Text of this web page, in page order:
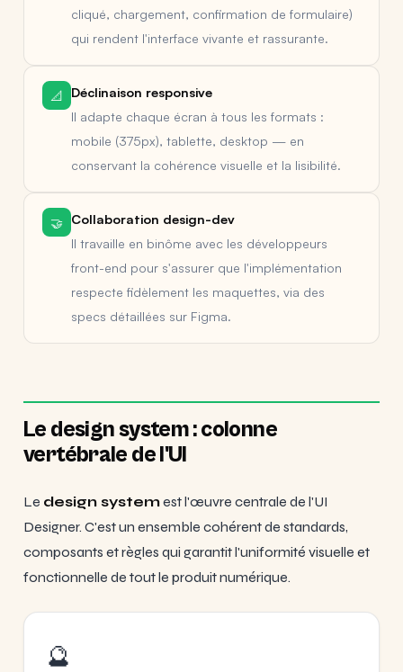
cliqué, chargement, confirmation de formulaire)
qui rendent l'interface vivante et rassurante.
📐
Déclinaison responsive
Il adapte chaque écran à tous les formats :
mobile (375px), tablette, desktop — en
conservant la cohérence visuelle et la lisibilité.
🤝 Collaboration design-dev
Il travaille en binôme avec les développeurs
front-end pour s'assurer que l'implémentation
respecte fidèlement les maquettes, via des
specs détaillées sur Figma.
Le design system : colonne
vertébrale de l'UI
Le design systemest l'œuvre centrale de l'UI
Designer. C'est un ensemble cohérent de standards,
composants et règles qui garantit l'uniformité visuelle et
fonctionnelle de tout le produit numérique.
🔮